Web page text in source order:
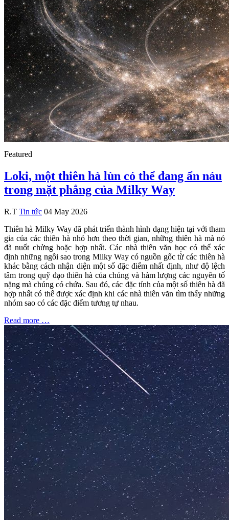
Featured
Loki, một thiên hà lùn có thể đang ẩn náu
trong mặt phẳng của Milky Way
R.T Tin tức 04 May 2026
Thiên hà Milky Way đã phát triển thành hình dạng hiện tại với tham
gia của các thiên hà nhỏ hơn theo thời gian, những thiên hà mà nó
đã nuốt chửng hoặc hợp nhất. Các nhà thiên văn học có thể xác
định những ngôi sao trong Milky Way có nguồn gốc từ các thiên hà
khác bằng cách nhận diện một số đặc điểm nhất định, như độ lệch
tâm trong quỹ đạo thiên hà của chúng và hàm lượng các nguyên tố
nặng mà chúng có chứa. Sau đó, các đặc tính của một số thiên hà đã
hợp nhất có thể được xác định khi các nhà thiên văn tìm thấy những
nhóm sao có các đặc điểm tương tự nhau.
Read more …